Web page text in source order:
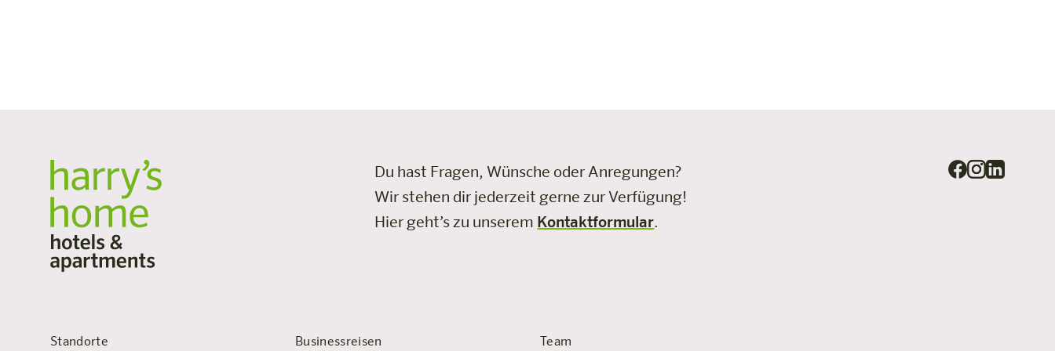
Du hast Fragen, Wünsche oder Anregungen?
Wir stehen dir jederzeit gerne zur Verfügung!
Hier geht’s zu unserem Kontaktformular.
Standorte Businessreisen Team